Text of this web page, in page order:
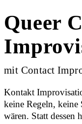
Queer
mit Contact
Kontakt
keine Regeln, keine
wären. Statt